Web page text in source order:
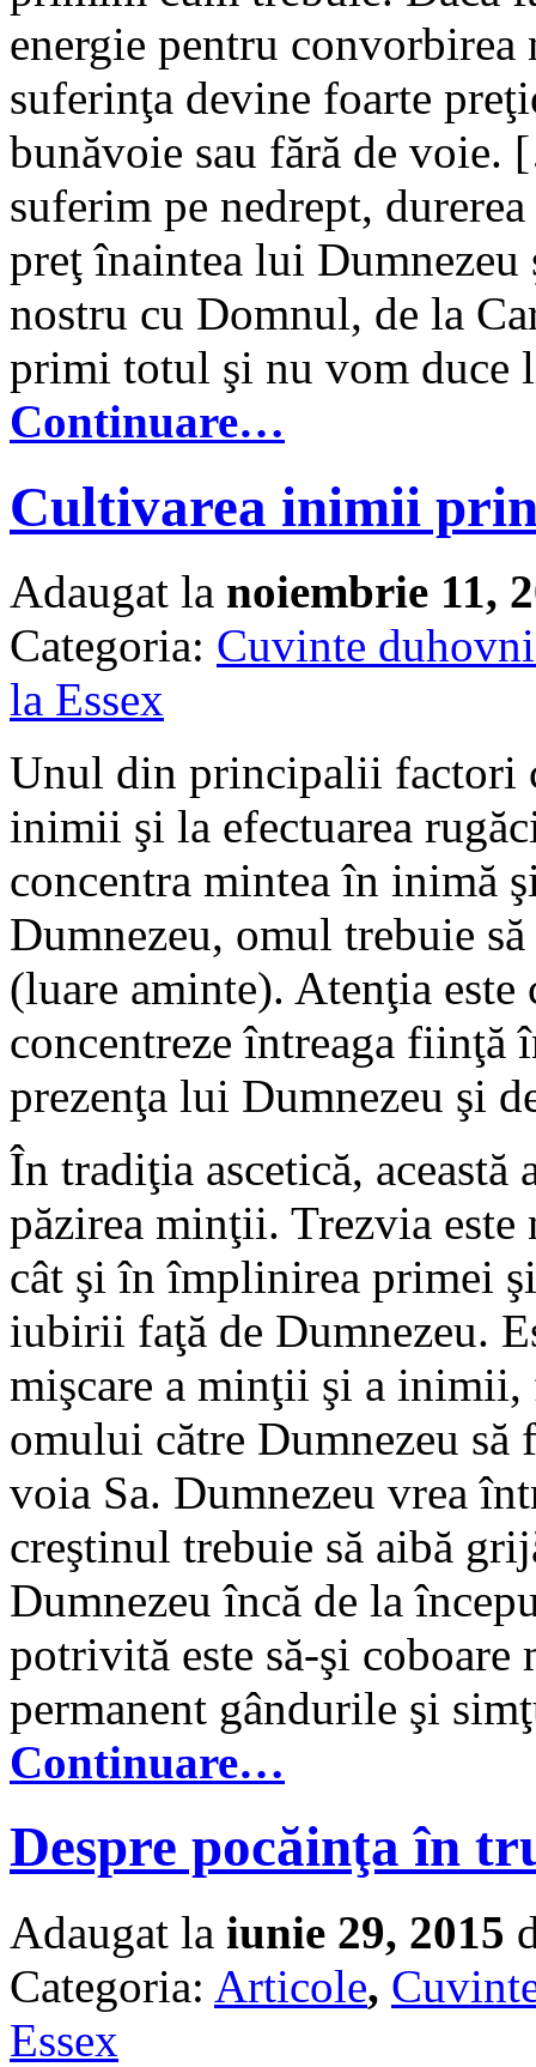
energie pentru convorbirea
suferinţa devine foarte
bunăvoie sau fără de
suferim pe nedrept,
preţ înaintea lui
nostru cu Domnul, de la
primi totul şi nu vom duce
Continuare…
Cultivarea inimii
Adaugat la noiembrie 11,
Categoria: Cuvinte
la Essex
Unul din principalii factori
inimii şi la efectuarea
concentra mintea în inimă
Dumnezeu, omul trebuie
(luare aminte). Atenţia este
concentreze întreaga fiinţă
prezenţa lui Dumnezeu şi
În tradiţia ascetică, această
păzirea minţii. Trezvia este
cât şi în împlinirea primei
iubirii faţă de Dumnezeu.
mişcare a minţii şi a inimii,
omului către Dumnezeu
voia Sa. Dumnezeu vrea
creştinul trebuie să aibă
Dumnezeu încă de la
potrivită este să-şi coboare
permanent gândurile şi
Continuare…
Despre pocăinţa în
Adaugat la iunie 29, 2015
Categoria: Articole,
Essex